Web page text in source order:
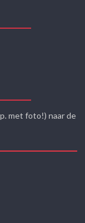
met foto!) naar de